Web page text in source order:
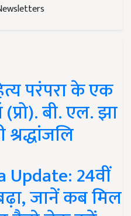
परंपरा के एक
बी. एल. झा
Update: 24वीं
जानें कब मिल